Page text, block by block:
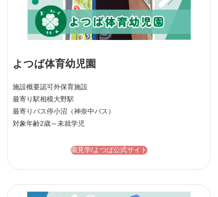
よつば体育幼児園
施設概要認可外保育施設
最寄り駅相模大野駅
最寄りバス停小沼（神奈中バス）
対象年齢2歳～未就学児
園見学/よつば公式サイト